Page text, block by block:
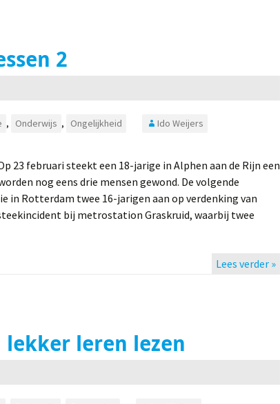
2
, Onderwijs , Ongelijkheid Ido Weijers
23 februari steekt een 18-jarige in Alphen aan de Rijn een
nog eens drie mensen gewond. De volgende
in Rotterdam twee 16-jarigen aan op verdenking van
bij metrostation Graskruid, waarbij twee
Lees verder »
lekker leren lezen